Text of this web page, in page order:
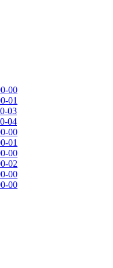
00
01
03
04
00
01
00
02
00
00